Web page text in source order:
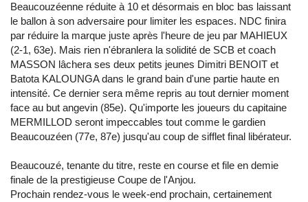
Beaucouzéenne réduite à 10 et désormais en bloc bas laissant
le ballon à son adversaire pour limiter les espaces. NDC finira
par réduire la marque juste après l'heure de jeu par MAHIEUX
(2-1, 63e). Mais rien n'ébranlera la solidité de SCB et coach
MASSON lâchera ses deux petits jeunes Dimitri BENOIT et
Batota KALOUNGA dans le grand bain d'une partie haute en
intensité. Ce dernier sera même repris au tout dernier moment
face au but angevin (85e). Qu'importe les joueurs du capitaine
MERMILLOD seront impeccables tout comme le gardien
Beaucouzéen (77e, 87e) jusqu'au coup de sifflet final libérateur.
Beaucouzé, tenante du titre, reste en course et file en demie
finale de la prestigieuse Coupe de l'Anjou.
Prochain rendez-vous le week-end prochain, certainement